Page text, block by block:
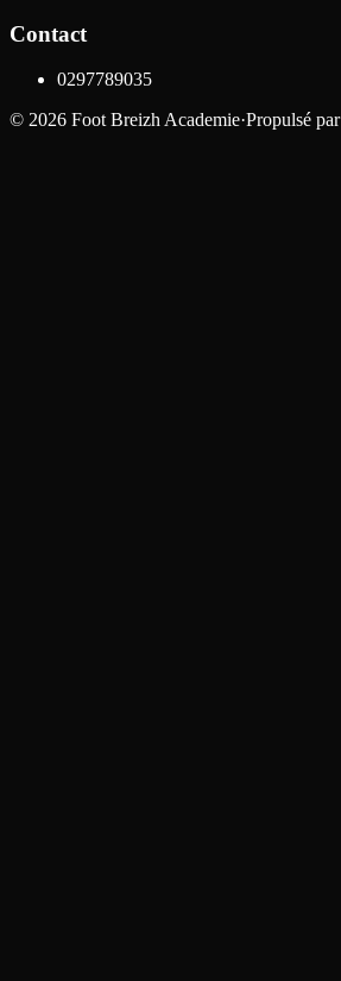
Contact
0297789035
© 2026 Foot Breizh Academie·Propulsé par